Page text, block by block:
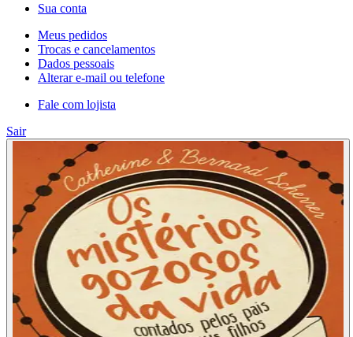
Sua conta
Meus pedidos
Trocas e cancelamentos
Dados pessoais
Alterar e-mail ou telefone
Fale com lojista
Sair